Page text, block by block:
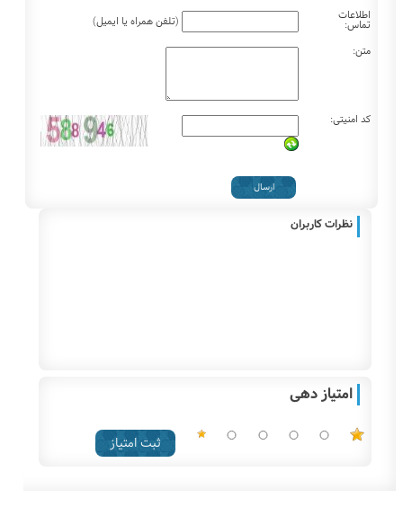
اطلاعات
تماس:
(تلفن همراه یا ایمیل)
متن:
کد امنیتی:
نظرات کاربران
امتیاز دهی